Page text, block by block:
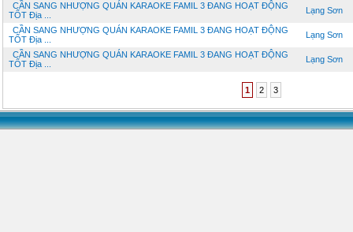
CẦN SANG NHƯỢNG QUÁN KARAOKE FAMIL 3 ĐANG HOẠT ĐỘNG
TỐT Địa ...
Lạng Sơn
CẦN SANG NHƯỢNG QUÁN KARAOKE FAMIL 3 ĐANG HOẠT ĐỘNG
TỐT Địa ...
Lạng Sơn
CẦN SANG NHƯỢNG QUÁN KARAOKE FAMIL 3 ĐANG HOẠT ĐỘNG
TỐT Địa ...
Lạng Sơn
1 2 3